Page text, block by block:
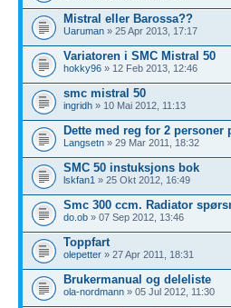
Mistral eller Barossa??
Uaruman » 25 Apr 2013, 17:17
Variatoren i SMC Mistral 50
hokky96 » 12 Feb 2013, 12:46
smc mistral 50
ingridh » 10 Mai 2012, 11:13
Dette med reg for 2 personer
Langsetn » 29 Mar 2011, 18:32
SMC 50 instuksjons bok
lskfan1 » 25 Okt 2012, 16:49
Smc 300 ccm. Radiator
do.ob » 07 Sep 2012, 13:46
Toppfart
olepetter » 27 Apr 2011, 18:31
Brukermanual og deleliste
ola-nordmann » 05 Jul 2012, 11:30